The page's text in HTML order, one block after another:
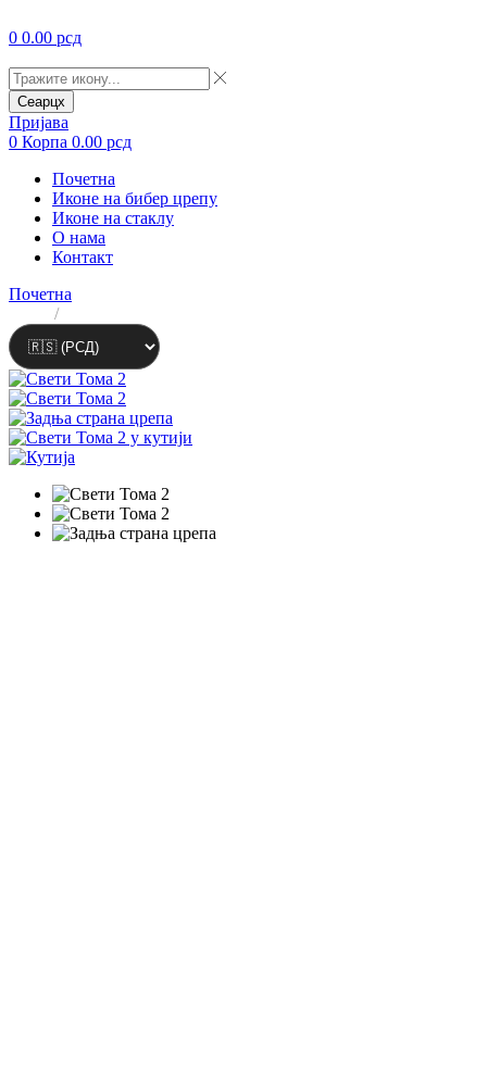
0 0.00 рсд
Сеарцх
Пријава
0 Корпа 0.00 рсд
Почетна
Иконе на бибер црепу
Иконе на стаклу
О нама
Контакт
Почетна
/